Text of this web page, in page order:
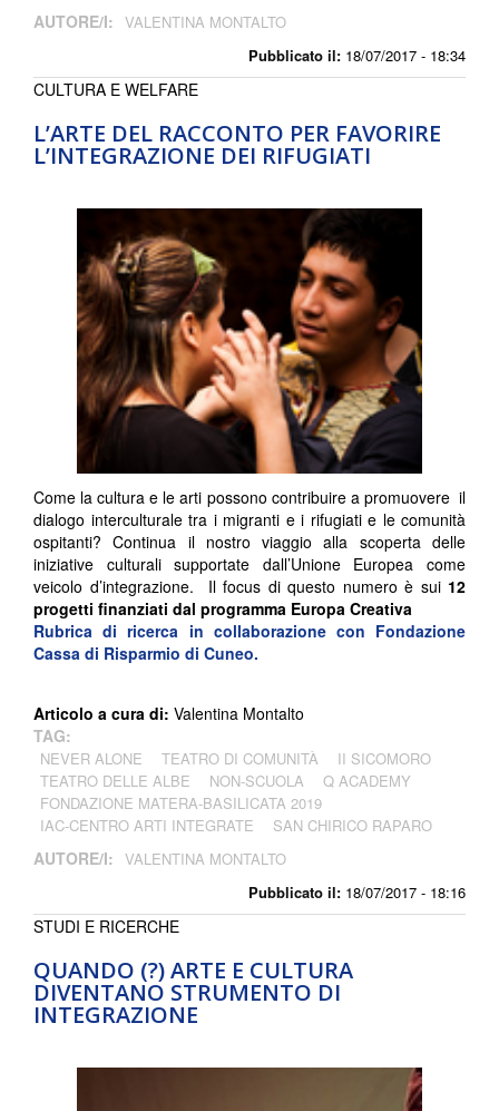
Pubblicato il: 18/07/2017 - 18:34
AUTORE/I: VALENTINA MONTALTO
L’ARTE DEL RACCONTO PER FAVORIRE
L’INTEGRAZIONE DEI RIFUGIATI
Pubblicato il: 18/07/2017 - 18:16
CULTURA E WELFARE
Come la cultura e le arti possono contribuire a promuovere il
dialogo interculturale tra i migranti e i rifugiati e le comunità
ospitanti? Continua il nostro viaggio alla scoperta delle
iniziative culturali supportate dall’Unione Europea come
veicolo d’integrazione. Il focus di questo numero è sui12
progetti finanziati dal programma Europa Creativa
Rubrica di ricerca in collaborazione con Fondazione
Cassa di Risparmio di Cuneo.
Articolo a cura di: Valentina Montalto
TAG:
NEVER ALONE TEATRO DI COMUNITÀ
II SICOMORO
TEATRO DELLE ALBE
NON-SCUOLA
Q ACADEMY
FONDAZIONE MATERA-BASILICATA 2019
IAC-CENTRO ARTI INTEGRATE
SAN CHIRICO RAPARO
AUTORE/I: VALENTINA MONTALTO
QUANDO (?) ARTE E CULTURA
DIVENTANO STRUMENTO DI
INTEGRAZIONE
STUDI E RICERCHE